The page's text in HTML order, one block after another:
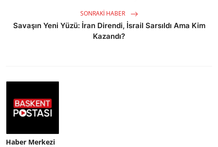
SONRAKI HABER
Savaşın Yeni Yüzü: İran Direndi, İsrail Sarsıldı Ama Kim
Kazandı?
Haber Merkezi